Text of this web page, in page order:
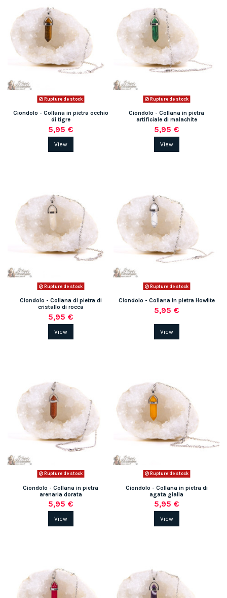
Rupture de stock
Ciondolo - Collana in pietra occhio
di tigre
5,95 €
View
Rupture de stock
Ciondolo - Collana in pietra
artificiale di malachite
5,95 €
View
Rupture de stock
Ciondolo - Collana di pietra di
cristallo di rocca
5,95 €
View
Rupture de stock
Ciondolo - Collana in pietra Howlite
5,95 €
View
Rupture de stock
Ciondolo - Collana in pietra
arenaria dorata
5,95 €
View
Rupture de stock
Ciondolo - Collana in pietra di
agata gialla
5,95 €
View